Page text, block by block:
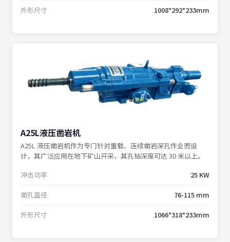
外形尺寸 1008*292*233mm
A25L液压凿岩机
A25L 液压凿岩机作为专门针对重载、连续凿岩深孔作业而设
计，其广泛应用在地下矿山开采，其孔钻深度可达 30 米以上。
冲击功率
25 KW
凿孔直径 76-115 mm
外形尺寸 1066*318*233mm